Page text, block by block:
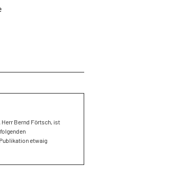
Herr Bernd Förtsch, ist
etwaig